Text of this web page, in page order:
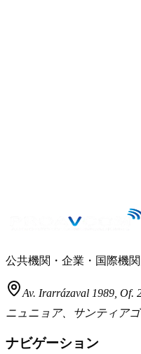
公共機関・企業・国際機
Av. Irarrázaval 1989, Of.
ニュニョア、サンティア
ナビゲーション